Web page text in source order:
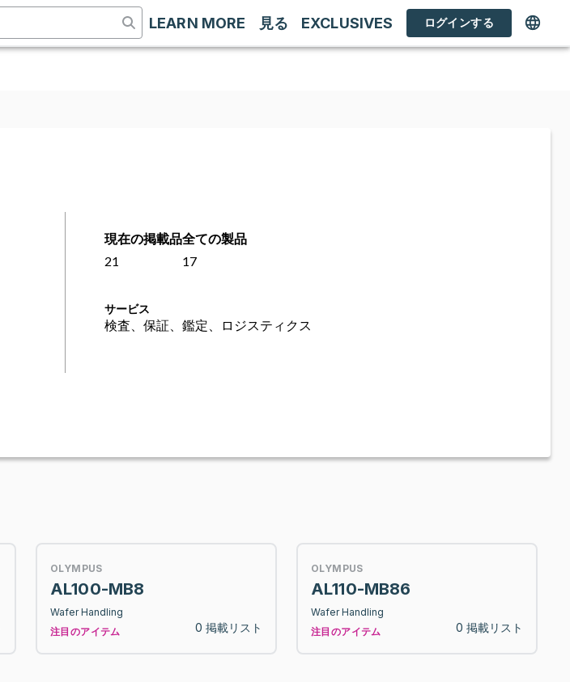
LEARN MORE 見る EXCLUSIVES ログインする
現在の掲載品
21
全ての製品
17
サービス
検査、保証、鑑定、ロジスティクス
OLYMPUS
AL100-MB8
Wafer Handling
注目のアイテム
0 掲載リスト
OLYMPUS
AL110-MB86
Wafer Handling
注目のアイテム
0 掲載リスト